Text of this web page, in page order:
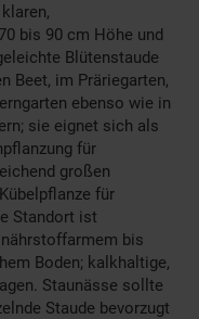
bis 90 cm Höhe und
Blütenstaude
Beet, im Präriegarten,
ebenso wie in
sie eignet sich als
für
großen
für
Standort ist
bis
Boden; kalkhaltige,
Staunässe sollte
Staude bevorzugt